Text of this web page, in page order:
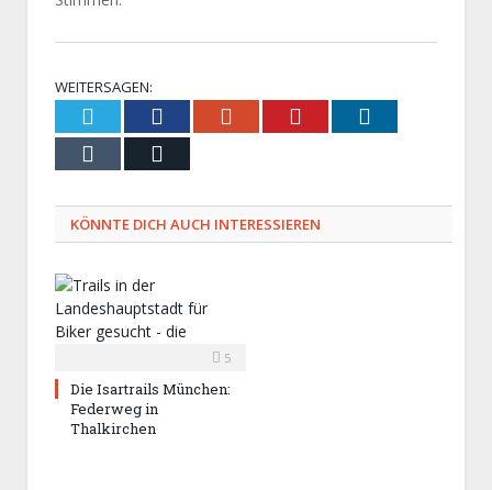
WEITERSAGEN:
Twitter Facebook Google+ Pinterest
Tumblr
KÖNNTE DICH AUCH INTERESSIEREN
5
Die Isartrails München:
Federweg in
Thalkirchen